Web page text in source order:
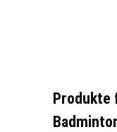
Produkte